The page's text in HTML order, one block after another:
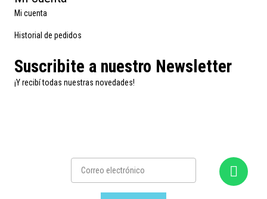
Mi cuenta
Historial de pedidos
Suscribite a nuestro Newsletter
¡Y recibí todas nuestras novedades!